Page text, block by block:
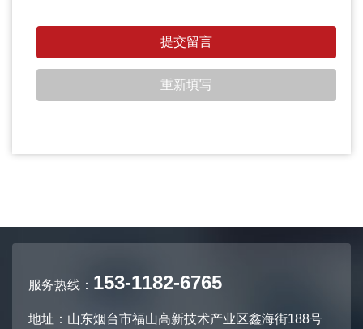
服务热线： 153-1182-6765
地址：山东烟台市福山高新技术产业区鑫海街188号